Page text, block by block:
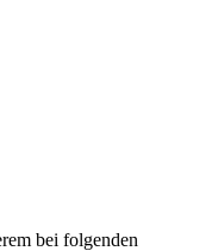
bei folgenden